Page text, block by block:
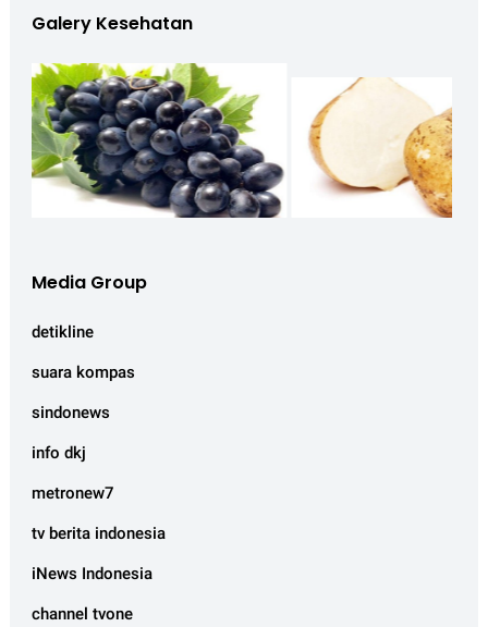
Galery Kesehatan
Media Group
detikline
suara kompas
sindonews
info dkj
metronew7
tv berita indonesia
iNews Indonesia
channel tvone